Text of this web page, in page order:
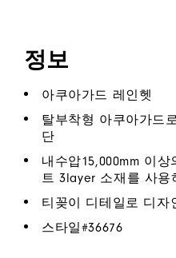
정보
아쿠아가드 레인헷
탈부착형 아쿠아가드
단
내수압15,000mm 이
트 3layer 소재를 사용
티꽂이 디테일로 디자
스타일#36676